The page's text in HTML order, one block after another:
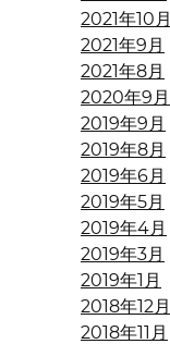
2021年10月
2021年9月
2021年8月
2020年9月
2019年9月
2019年8月
2019年6月
2019年5月
2019年4月
2019年3月
2019年1月
2018年12月
2018年11月